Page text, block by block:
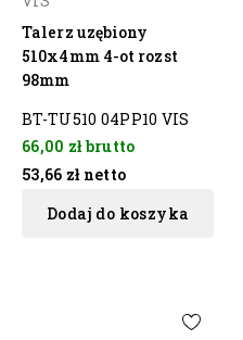
Talerz uzębiony
510x4mm 4-ot rozst
98mm
BT-TU510 04PP10 VIS
66,00 złbrutto
53,66 zł netto
Dodaj do koszyka